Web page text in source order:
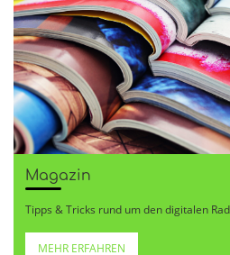
Magazin
Tipps & Tricks rund um den digitalen
MEHR ERFAHREN